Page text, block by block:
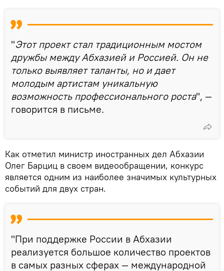
"Этот проект стал традиционным мостом
дружбы между Абхазией и Россией. Он не
только выявляет таланты, но и дает
молодым артистам уникальную
возможность профессионального роста", —
говорится в письме.
Как отметил министр иностранных дел Абхазии
Олег Барциц в своем видеообращении, конкурс
является одним из наиболее значимых культурных
событий для двух стран.
"При поддержке России в Абхазии
реализуется большое количество проектов
в самых разных сферах — международной